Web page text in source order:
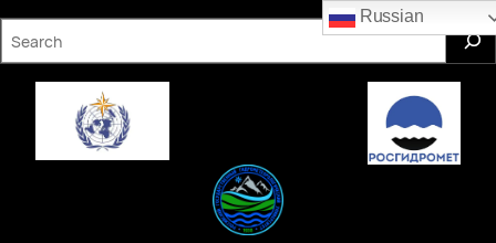
к
содержимому
S
r
Russian